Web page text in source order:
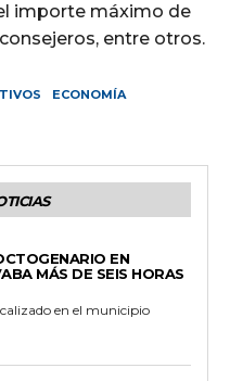
importe máximo de
entre otros.
ECONOMÍA
EN
MÁS DE SEIS HORAS
en el municipio